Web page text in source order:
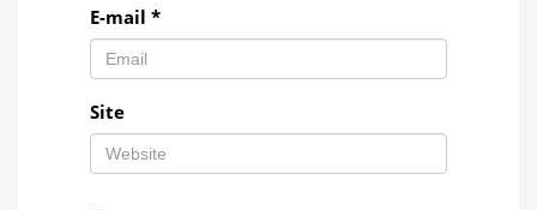
E-mail *
Site